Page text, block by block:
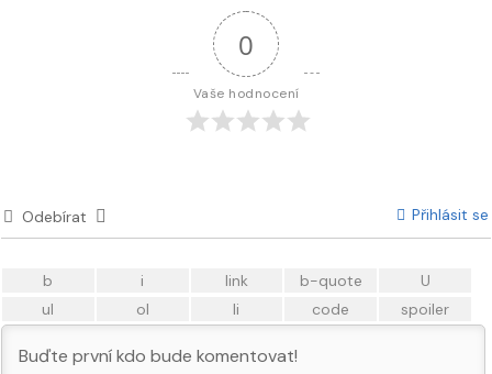
0
Vaše hodnocení
Odebírat Přihlásit se